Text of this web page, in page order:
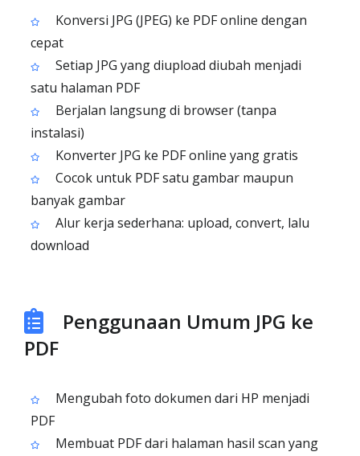
Konversi JPG (JPEG) ke PDF online dengan
cepat
Setiap JPG yang diupload diubah menjadi
satu halaman PDF
Berjalan langsung di browser (tanpa
instalasi)
Konverter JPG ke PDF online yang gratis
Cocok untuk PDF satu gambar maupun
banyak gambar
Alur kerja sederhana: upload, convert, lalu
download
Penggunaan Umum JPG ke
PDF
Mengubah foto dokumen dari HP menjadi
PDF
Membuat PDF dari halaman hasil scan yang